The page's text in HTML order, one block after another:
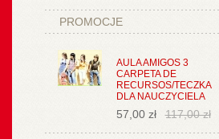
PROMOCJE
AULA AMIGOS 3
CARPETA DE
RECURSOS/TECZKA
DLA NAUCZYCIELA
57,00 zł 117,00 zł